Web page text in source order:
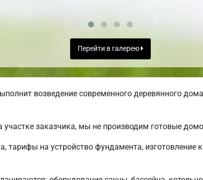
Перейти в галерею
возведение современного деревянного
участке заказчика, мы не производим готовые
на устройство фундамента, изготовление